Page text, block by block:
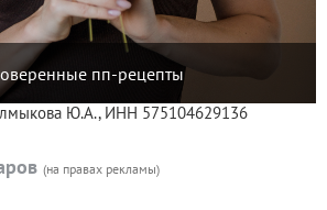
пп-рецепты
Ю.А., ИНН 575104629136
(на правах рекламы)